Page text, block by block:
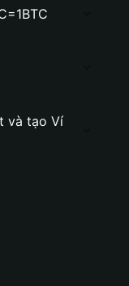
và tạo Ví